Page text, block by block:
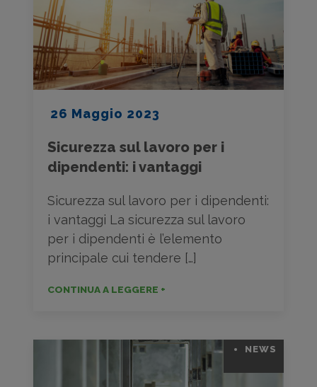
26 Maggio 2023
Sicurezza sul lavoro per i
dipendenti: i vantaggi
Sicurezza sul lavoro per i dipendenti:
i vantaggi La sicurezza sul lavoro
per i dipendenti è l’elemento
principale cui tendere […]
CONTINUA A LEGGERE +
NEWS